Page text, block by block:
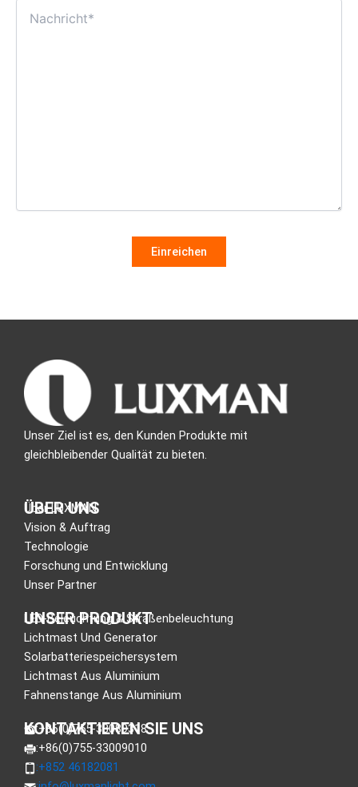
Unser Ziel ist es, den Kunden Produkte mit
gleichbleibender Qualität zu bieten.
ÜBER UNS
Über LUXMAN
Vision & Auftrag
Technologie
Forschung und Entwicklung
Unser Partner
UNSER PRODUKT
LED-Beleuchtung & Straßenbeleuchtung
Lichtmast Und Generator
Solarbatteriespeichersystem
Lichtmast Aus Aluminium
Fahnenstange Aus Aluminium
KONTAKTIEREN SIE UNS
:+86(0)755-33089318
:+86(0)755-33009010
:+852 46182081